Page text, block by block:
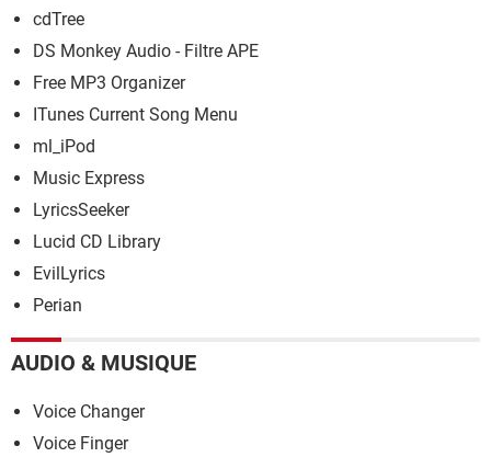
cdTree
DS Monkey Audio - Filtre APE
Free MP3 Organizer
ITunes Current Song Menu
ml_iPod
Music Express
LyricsSeeker
Lucid CD Library
EvilLyrics
Perian
AUDIO & MUSIQUE
Voice Changer
Voice Finger